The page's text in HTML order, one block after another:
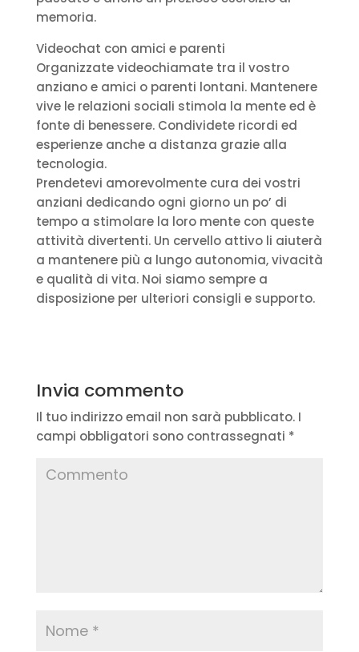
memoria.
Videochat con amici e parenti
Organizzate videochiamate tra il vostro
anziano e amici o parenti lontani. Mantenere
vive le relazioni sociali stimola la mente ed è
fonte di benessere. Condividete ricordi ed
esperienze anche a distanza grazie alla
tecnologia.
Prendetevi amorevolmente cura dei vostri
anziani dedicando ogni giorno un po’ di
tempo a stimolare la loro mente con queste
attività divertenti. Un cervello attivo li aiuterà
a mantenere più a lungo autonomia, vivacità
e qualità di vita. Noi siamo sempre a
disposizione per ulteriori consigli e supporto.
Invia commento
Il tuo indirizzo email non sarà pubblicato.I
campi obbligatori sono contrassegnati *